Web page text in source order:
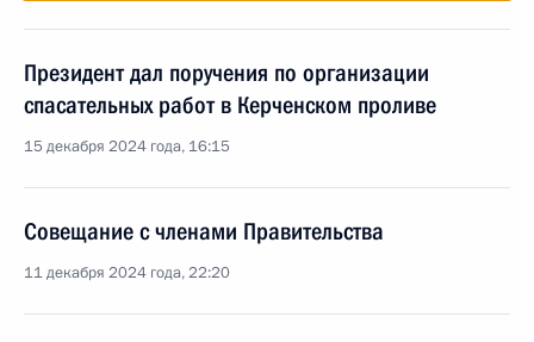
Президент дал поручения по организации
спасательных работ в Керченском проливе
15 декабря 2024 года, 16:15
Совещание с членами Правительства
11 декабря 2024 года, 22:20